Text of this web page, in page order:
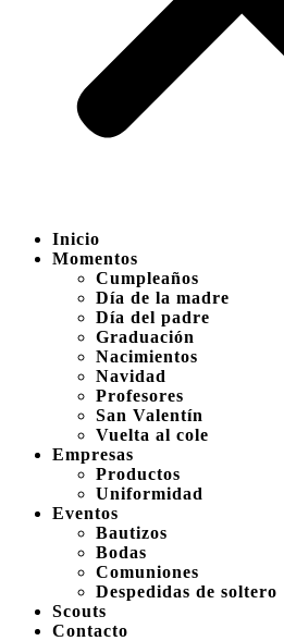
Inicio
Momentos
Cumpleaños
Día de la madre
Día del padre
Graduación
Nacimientos
Navidad
Profesores
San Valentín
Vuelta al cole
Empresas
Productos
Uniformidad
Eventos
Bautizos
Bodas
Comuniones
Despedidas de soltero
Scouts
Contacto